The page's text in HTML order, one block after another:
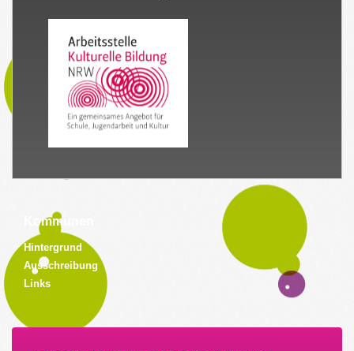
Kommunen
Hintergrund
Ausschreibung
Links